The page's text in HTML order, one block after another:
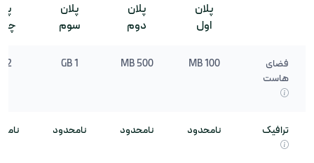
پلان
اول
پلان
دوم
پلان
سوم
فضای
هاست
100 MB
500 MB
1 GB
2 GB
ترافیک نامحدود نامحدود نامحدود